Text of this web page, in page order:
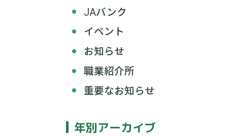
JAバンク
イベント
お知らせ
職業紹介所
重要なお知らせ
年別アーカイブ